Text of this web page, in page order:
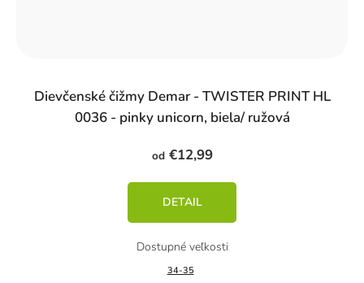
Dievčenské čižmy Demar - TWISTER PRINT HL
0036 - pinky unicorn, biela/ ružová
od€12,99
DETAIL
34-35